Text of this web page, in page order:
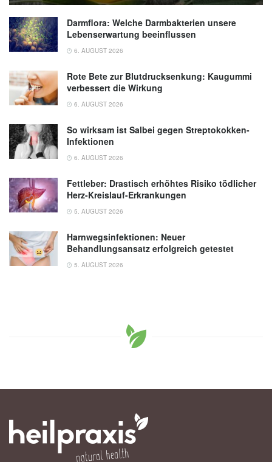
Darmflora: Welche Darmbakterien unsere
Lebenserwartung beeinflussen
6. AUGUST 2026
Rote Bete zur Blutdrucksenkung: Kaugummi
verbessert die Wirkung
6. AUGUST 2026
So wirksam ist Salbei gegen Streptokokken-
Infektionen
6. AUGUST 2026
Fettleber: Drastisch erhöhtes Risiko tödlicher
Herz-Kreislauf-Erkrankungen
5. AUGUST 2026
Harnwegsinfektionen: Neuer
Behandlungsansatz erfolgreich getestet
5. AUGUST 2026